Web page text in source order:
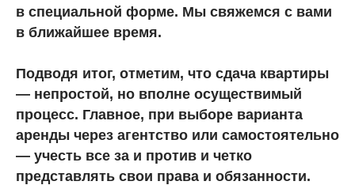
в специальной форме. Мы свяжемся с вами
в ближайшее время.
Подводя итог, отметим, что сдача квартиры
— непростой, но вполне осуществимый
процесс. Главное, при выборе варианта
аренды через агентство или самостоятельно
— учесть все за и против и четко
представлять свои права и обязанности.